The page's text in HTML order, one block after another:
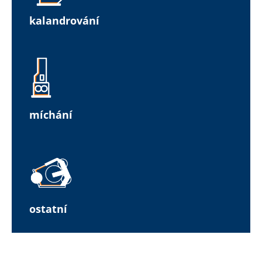
kalandrování
míchání
ostatní